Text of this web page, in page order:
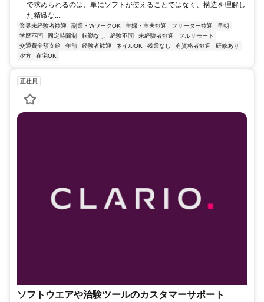
で求められるのは、単にソフトが使えることではなく、構造を理解し
た精緻な...
業界未経験者歓迎 副業・WワークOK 主婦・主夫歓迎 フリーター歓迎
早朝
学歴不問
固定時間制 転勤なし 経験不問 未経験者歓迎
フルリモート
交通費全額支給
午前 経験者歓迎 ネイルOK 残業なし 有資格者歓迎
研修あり
夕方
在宅OK
正社員
ソフトウエアや治験ツールのカスタマーサポート